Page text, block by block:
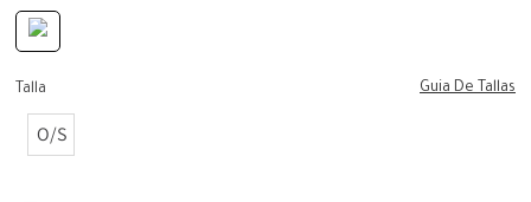
Talla Guia De Tallas
O/S